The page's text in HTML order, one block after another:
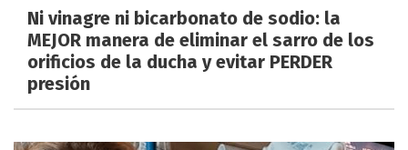
Ni vinagre ni bicarbonato de sodio: la
MEJOR manera de eliminar el sarro de los
orificios de la ducha y evitar PERDER
presión